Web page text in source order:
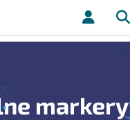
markery